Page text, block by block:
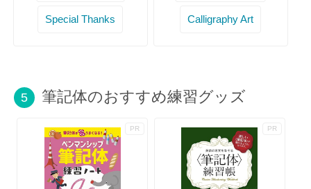
Special Thanks Calligraphy Art
5 筆記体のおすすめ練習グッズ